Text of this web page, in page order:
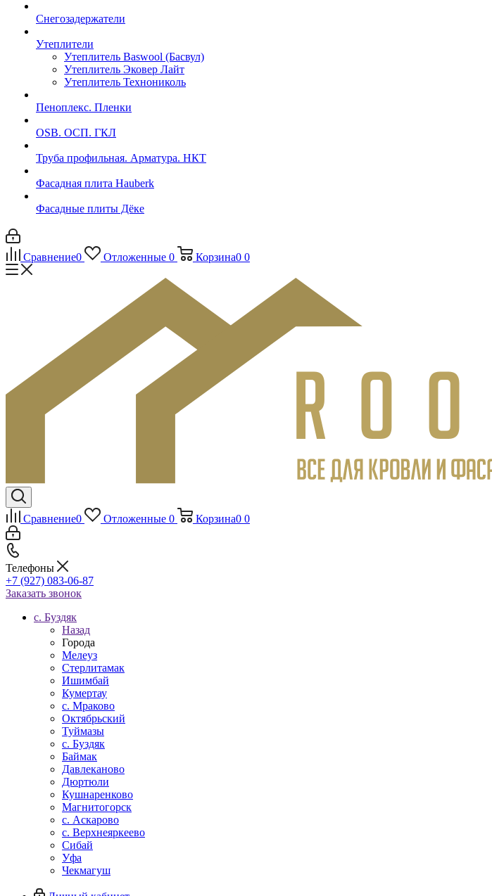
Снегозадержатели
Утеплители
Утеплитель Baswool (Басвул)
Утеплитель Эковер Лайт
Утеплитель Технониколь
Пеноплекс. Пленки
OSB. ОСП. ГКЛ
Труба профильная. Арматура. НКТ
Фасадная плита Hauberk
Фасадные плиты Дёке
Сравнение0 Отложенные 0 Корзина0 0
Сравнение0 Отложенные 0 Корзина0 0
Телефоны
+7 (927) 083-06-87
Заказать звонок
c. Буздяк
Назад
Города
Мелеуз
Стерлитамак
Ишимбай
Кумертау
c. Мраково
Октябрьский
Туймазы
c. Буздяк
Баймак
Давлеканово
Дюртюли
Кушнаренково
Магнитогорск
с. Аскарово
с. Верхнеяркеево
Сибай
Уфа
Чекмагуш